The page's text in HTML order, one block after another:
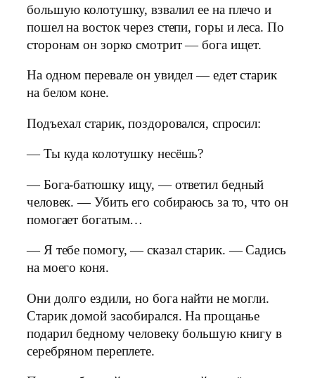
большую колотушку, взвалил ее на плечо и
пошел на восток через степи, горы и леса. По
сторонам он зорко смотрит — бога ищет.
На одном перевале он увидел — едет старик
на белом коне.
Подъехал старик, поздоровался, спросил:
— Ты куда колотушку несёшь?
— Бога-батюшку ищу, — ответил бедный
человек. — Убить его собираюсь за то, что он
помогает богатым…
— Я тебе помогу, — сказал старик. — Садись
на моего коня.
Они долго ездили, но бога найти не могли.
Старик домой засобирался. На прощанье
подарил бедному человеку большую книгу в
серебряном переплете.